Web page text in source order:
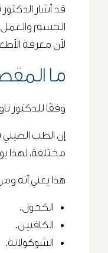
قد أشار
الجسم والعمل
لأن معرفة
ما
وفقًا للدكتور
إن الطب الصيني
مختلفة، لهذا
هذا يعني أنه
الكحول.
الكافيين.
الشوكولاتة.